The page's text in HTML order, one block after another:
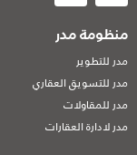
منظومة مدر
مدر للتطوير
مدر للتسويق العقاري
مدر للمقاولات
مدر لادارة العقارات